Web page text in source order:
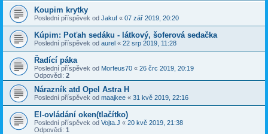
Koupim krytky
Poslední příspěvek od Jakuf « 07 zář 2019, 20:20
Kúpim: Poťah sedáku - látkový, šoferová sedačka
Poslední příspěvek od aurel « 22 srp 2019, 11:28
Řadící páka
Poslední příspěvek od Morfeus70 « 26 črc 2019, 20:19
Odpovědi: 2
Nárazník atd Opel Astra H
Poslední příspěvek od maajkee « 31 kvě 2019, 22:16
El-ovládání oken(tlačítko)
Poslední příspěvek od Vojta.J « 20 kvě 2019, 21:38
Odpovědi: 1